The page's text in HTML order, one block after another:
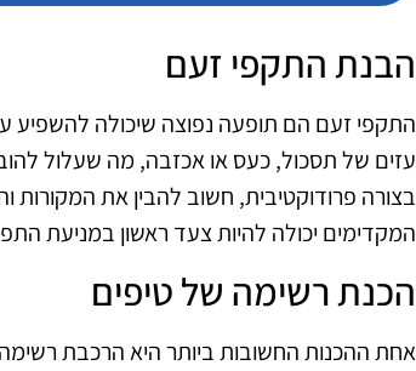
הבנת התקפי זעם
התקפי זעם הם תופעה נפוצה שיכולה להשפיע
עזים של תסכול, כעס או אכזבה, מה שעלול
בצורה פרודוקטיבית, חשוב להבין את המקורות
המקדימים יכולה להיות צעד ראשון במניעת
הכנת רשימה של טיפים
אחת ההכנות החשובות ביותר היא הרכבת